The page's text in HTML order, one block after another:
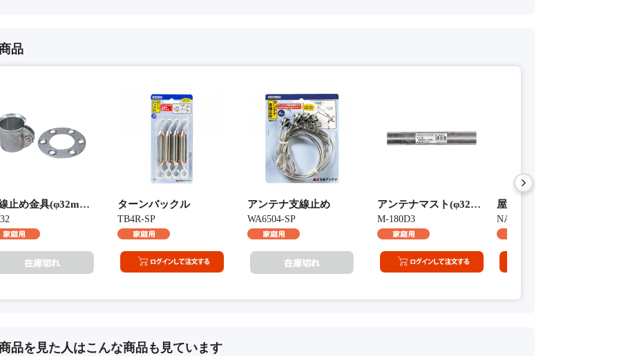
品
止め金具(φ32mm マスト用)ターンバックル
TB4R-SP
アンテナ支線止め
WA6504-SP
アンテナマスト(φ32mm 1.8m)
M-180D3
屋根馬
NAT-1Z
品を見た人はこんな商品も見ています